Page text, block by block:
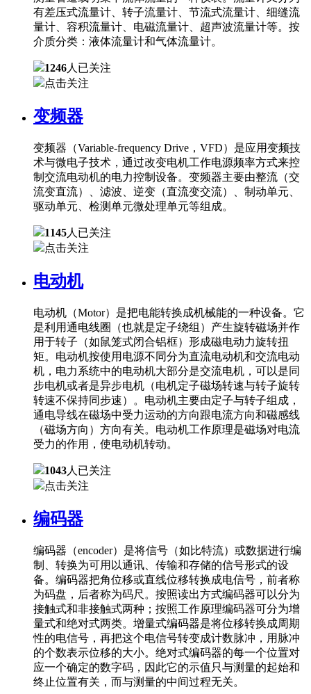
有差压式流量计、转子流量计、节流式流量计、细缝流
量计、容积流量计、电磁流量计、超声波流量计等。按
介质分类：液体流量计和气体流量计。
1246人已关注
点击关注
变频器
变频器（Variable-frequency Drive，VFD）是应用变频技
术与微电子技术，通过改变电机工作电源频率方式来控
制交流电动机的电力控制设备。变频器主要由整流（交
流变直流）、滤波、逆变（直流变交流）、制动单元、
驱动单元、检测单元微处理单元等组成。
1145人已关注
点击关注
电动机
电动机（Motor）是把电能转换成机械能的一种设备。它
是利用通电线圈（也就是定子绕组）产生旋转磁场并作
用于转子（如鼠笼式闭合铝框）形成磁电动力旋转扭
矩。电动机按使用电源不同分为直流电动机和交流电动
机，电力系统中的电动机大部分是交流电机，可以是同
步电机或者是异步电机（电机定子磁场转速与转子旋转
转速不保持同步速）。电动机主要由定子与转子组成，
通电导线在磁场中受力运动的方向跟电流方向和磁感线
（磁场方向）方向有关。电动机工作原理是磁场对电流
受力的作用，使电动机转动。
1043人已关注
点击关注
编码器
编码器（encoder）是将信号（如比特流）或数据进行编
制、转换为可用以通讯、传输和存储的信号形式的设
备。编码器把角位移或直线位移转换成电信号，前者称
为码盘，后者称为码尺。按照读出方式编码器可以分为
接触式和非接触式两种；按照工作原理编码器可分为增
量式和绝对式两类。增量式编码器是将位移转换成周期
性的电信号，再把这个电信号转变成计数脉冲，用脉冲
的个数表示位移的大小。绝对式编码器的每一个位置对
应一个确定的数字码，因此它的示值只与测量的起始和
终止位置有关，而与测量的中间过程无关。